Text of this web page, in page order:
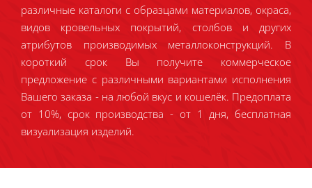
различные каталоги с образцами материалов, окраса,
видов кровельных покрытий, столбов и других
атрибутов производимых металлоконструкций. В
короткий срок Вы получите коммерческое
предложение с различными вариантами исполнения
Вашего заказа - на любой вкус и кошелёк. Предоплата
от 10%, срок производства - от 1 дня, бесплатная
визуализация изделий.